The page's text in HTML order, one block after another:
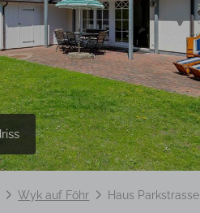
Wyk auf Föhr Haus Parkstrasse